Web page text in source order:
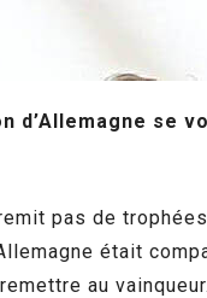
d’Allemagne
pas de
était
au vainqueur.